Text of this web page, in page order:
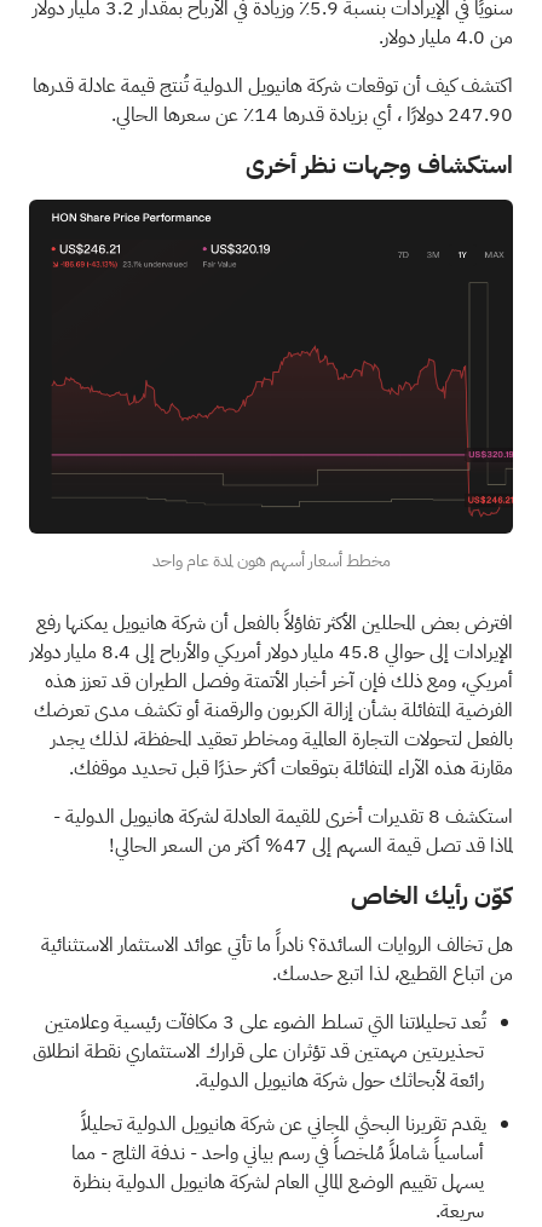
سنويًا في الإيرادات بنسبة 5.9٪ وزيادة في الأرباح بمقدار 3.2 مليار دولار
من 4.0 مليار دولار.
اكتشف كيف أن توقعات شركة هانيويل الدولية تُنتج قيمة عادلة قدرها
247.90 دولارًا
، أي بزيادة قدرها 14٪ عن سعرها الحالي.
استكشاف وجهات نظر أخرى
مخطط أسعار أسهم هون لمدة عام واحد
افترض بعض المحللين الأكثر تفاؤلاً بالفعل أن شركة هانيويل يمكنها رفع
الإيرادات إلى حوالي 45.8 مليار دولار أمريكي والأرباح إلى 8.4 مليار دولار
أمريكي، ومع ذلك فإن آخر أخبار الأتمتة وفصل الطيران قد تعزز هذه
الفرضية المتفائلة بشأن إزالة الكربون والرقمنة أو تكشف مدى تعرضك
بالفعل لتحولات التجارة العالمية ومخاطر تعقيد المحفظة، لذلك يجدر
مقارنة هذه الآراء المتفائلة بتوقعات أكثر حذرًا قبل تحديد موقفك.
استكشف 8 تقديرات أخرى للقيمة العادلة لشركة هانيويل الدولية
-
لماذا قد تصل قيمة السهم إلى 47% أكثر من السعر الحالي!
كوّن رأيك الخاص
هل تخالف الروايات السائدة؟ نادراً ما تأتي عوائد الاستثمار الاستثنائية
من اتباع القطيع، لذا اتبع حدسك.
تُعد تحليلاتنا التي تسلط الضوء على
3 مكافآت رئيسية وعلامتين
تحذيريتين مهمتينقد تؤثران على قرارك الاستثماري نقطة انطلاق
رائعة لأبحاثك حول شركة هانيويل الدولية.
يقدم تقريرنا البحثي المجاني عن شركة هانيويل الدوليةتحليلاً
أساسياً شاملاً مُلخصاً في رسم بياني واحد - ندفة الثلج - مما
يسهل تقييم الوضع المالي العام لشركة هانيويل الدولية بنظرة
سريعة.